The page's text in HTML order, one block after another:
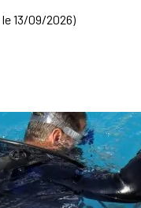
13/09/2026)